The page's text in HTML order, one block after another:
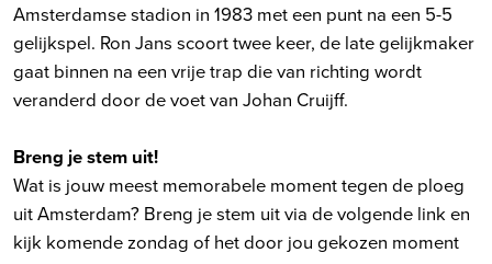
Amsterdamse stadion in 1983 met een punt na een 5-5
gelijkspel. Ron Jans scoort twee keer, de late gelijkmaker
gaat binnen na een vrije trap die van richting wordt
veranderd door de voet van Johan Cruijff.
Breng je stem uit!
Wat is jouw meest memorabele moment tegen de ploeg
uit Amsterdam? Breng je stem uit via de volgende link en
kijk komende zondag of het door jou gekozen moment